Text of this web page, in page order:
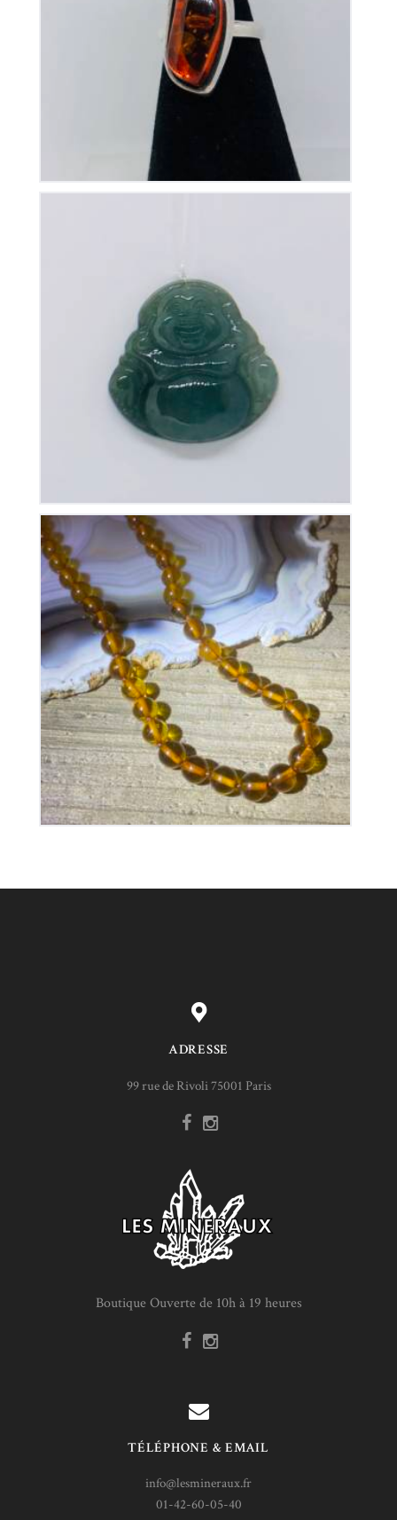
Bague Ambre sur Argent
165€
Pendentif Bouddha Jade
40€
Collier en Ambre
215€
ADRESSE
99 rue de Rivoli 75001 Paris
Boutique Ouverte de 10h à 19 heures
TÉLÉPHONE & EMAIL
info@lesmineraux.fr
01-42-60-05-40